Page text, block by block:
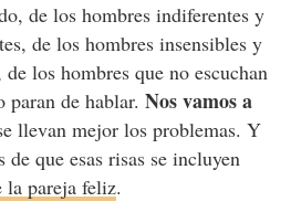
de los hombres indiferentes y
de los hombres insensibles y
los hombres que no escuchan
paran de hablar. Nos vamos a
llevan mejor los problemas. Y
de que esas risas se incluyen
la pareja feliz.